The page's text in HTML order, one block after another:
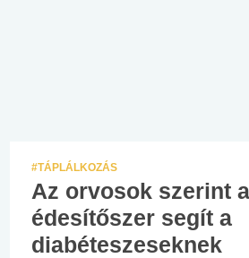
#TÁPLÁLKOZÁS
Az orvosok szerint
édesítőszer segít a
diabéteszeseknek